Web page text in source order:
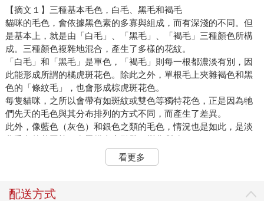
【摘文１】三種基本毛色，白毛、黑毛和褐毛
貓咪的毛色，會依據黑色素的多寡與組成，而有深淺的不同。但
是基本上，就是由「白毛」、「黑毛」、「褐毛」三種顏色所構
成。三種顏色複雜地混合，產生了多樣的花紋。
「白毛」和「黑毛」是單色，「褐毛」則每一根都濃淡有別，因
此能形成所謂的橘虎斑花色。除此之外，單根毛上夾雜褐色和黑
色的「條紋毛」，也會形成棕虎斑花色。
每隻貓咪，之所以會帶有如斑紋或雙色等獨特花色，正是因為牠
們先天的毛色與其分布排列的方式不同，而產生了差異。
此外，像藍色（灰色）和銀色之類的毛色，情況也是如此，是淡
化毛色的基因等，在黑貓身上引發了變化所致。
貓）；都是白毛，就是白貓；都是條紋毛，就變成棕虎斑貓。當
看更多
配送方式